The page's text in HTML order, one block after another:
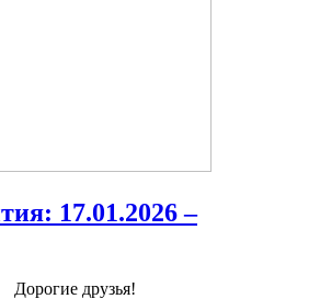
17.01.2026 –
Дорогие друзья!